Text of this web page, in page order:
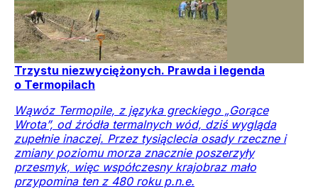
Trzystu niezwyciężonych. Prawda i legenda
o Termopilach
Wąwóz Termopile, z języka greckiego „Gorące
Wrota”, od źródła termalnych wód, dziś wygląda
zupełnie inaczej. Przez tysiąclecia osady rzeczne i
zmiany poziomu morza znacznie poszerzyły
przesmyk, więc współczesny krajobraz mało
przypomina ten z 480 roku p.n.e.